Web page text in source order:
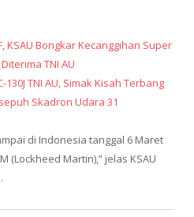
KSAU Bongkar Kecanggihan Super
TNI AU
TNI AU, Simak Kisah Terbang
Skadron Udara 31
di Indonesia tanggal 6 Maret
(Lockheed Martin),” jelas KSAU